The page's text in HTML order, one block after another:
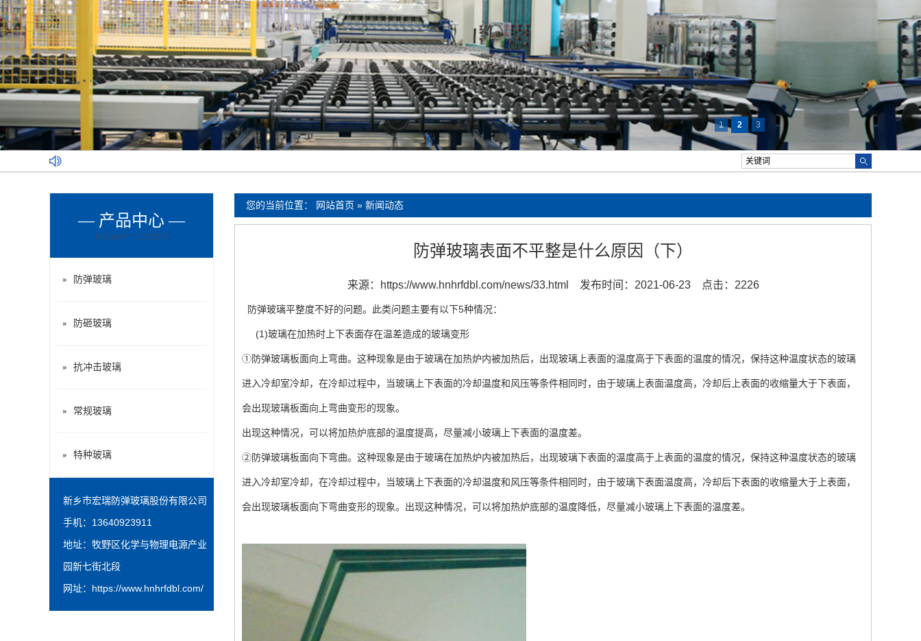
1 2 3
您的当前位置： 网站首页 » 新闻动态
防弹玻璃表面不平整是什么原因（下）
来源： https://www.hnhrfdbl.com/news/33.html 发布时间：2021-06-23 点击：2226
防弹玻璃平整度不好的问题。此类问题主要有以下5种情况：
(1)玻璃在加热时上下表面存在温差造成的玻璃变形
①防弹玻璃板面向上弯曲。这种现象是由于玻璃在加热炉内被加热后，出现玻璃上表面的温度高于下表面的温度的情况，保持这种温度状态的玻璃
进入冷却室冷却，在冷却过程中，当玻璃上下表面的冷却温度和风压等条件相同时，由于玻璃上表面温度高，冷却后上表面的收缩量大于下表面，
会出现玻璃板面向上弯曲变形的现象。
出现这种情况，可以将加热炉底部的温度提高，尽量减小玻璃上下表面的温度差。
②防弹玻璃板面向下弯曲。这种现象是由于玻璃在加热炉内被加热后，出现玻璃下表面的温度高于上表面的温度的情况，保持这种温度状态的玻璃
进入冷却室冷却，在冷却过程中，当玻璃上下表面的冷却温度和风压等条件相同时，由于玻璃下表面温度高，冷却后下表面的收缩量大于上表面，
会出现玻璃板面向下弯曲变形的现象。出现这种情况，可以将加热炉底部的温度降低，尽量减小玻璃上下表面的温度差。
— 产品中心 —
PRODU** CENTER
防弹玻璃
防砸玻璃
抗冲击玻璃
常规玻璃
特种玻璃
新乡市宏瑞防弹玻璃股份有限公司
手机：13640923911
地址：牧野区化学与物理电源产业
园新七街北段
网址： https://www.hnhrfdbl.com/